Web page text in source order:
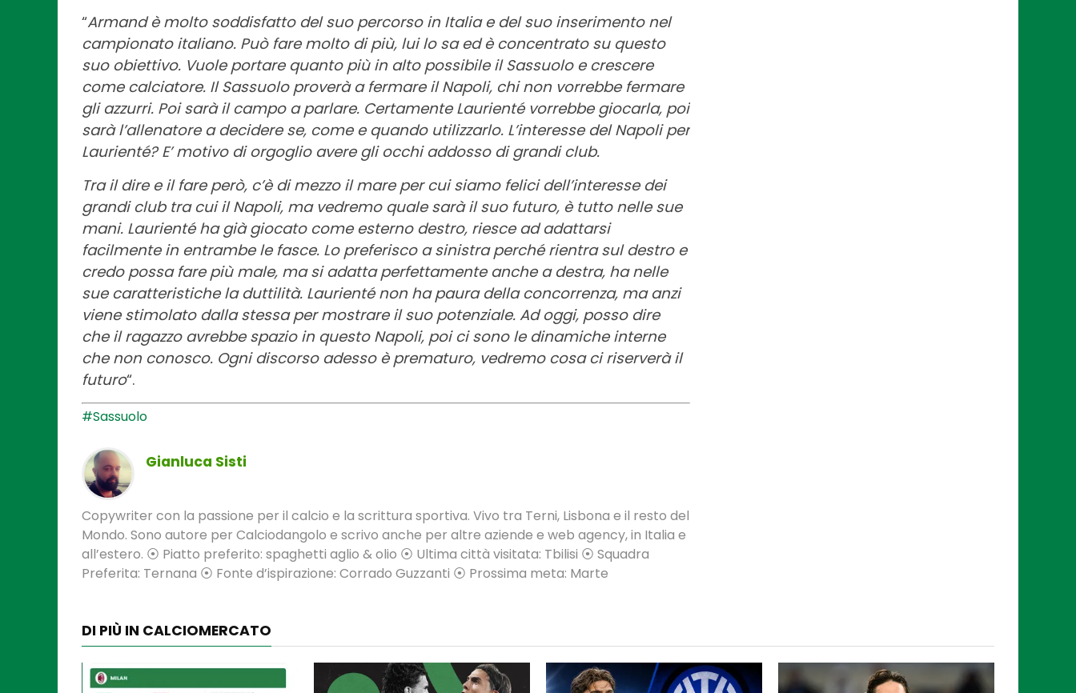
“Armand è molto soddisfatto del suo percorso in Italia e del suo inserimento nel
campionato italiano. Può fare molto di più, lui lo sa ed è concentrato su questo
suo obiettivo. Vuole portare quanto più in alto possibile il Sassuolo e crescere
come calciatore. Il Sassuolo proverà a fermare il Napoli, chi non vorrebbe fermare
gli azzurri. Poi sarà il campo a parlare. Certamente Laurienté vorrebbe giocarla, poi
sarà l’allenatore a decidere se, come e quando utilizzarlo. L’interesse del Napoli per
Laurienté? E’ motivo di orgoglio avere gli occhi addosso di grandi club.
Tra il dire e il fare però, c’è di mezzo il mare per cui siamo felici dell’interesse dei
grandi club tra cui il Napoli, ma vedremo quale sarà il suo futuro, è tutto nelle sue
mani. Laurienté ha già giocato come esterno destro, riesce ad adattarsi
facilmente in entrambe le fasce. Lo preferisco a sinistra perché rientra sul destro e
credo possa fare più male, ma si adatta perfettamente anche a destra, ha nelle
sue caratteristiche la duttilità. Laurienté non ha paura della concorrenza, ma anzi
viene stimolato dalla stessa per mostrare il suo potenziale. Ad oggi, posso dire
che il ragazzo avrebbe spazio in questo Napoli, poi ci sono le dinamiche interne
che non conosco. Ogni discorso adesso è prematuro, vedremo cosa ci riserverà il
futuro“.
#Sassuolo
Gianluca Sisti
Copywriter con la passione per il calcio e la scrittura sportiva. Vivo tra Terni, Lisbona e il resto del
Mondo. Sono autore per Calciodangolo e scrivo anche per altre aziende e web agency, in Italia e
all’estero. ⦿ Piatto preferito: spaghetti aglio & olio ⦿ Ultima città visitata: Tbilisi ⦿ Squadra
Preferita: Ternana ⦿ Fonte d’ispirazione: Corrado Guzzanti ⦿ Prossima meta: Marte
DI PIÙ IN CALCIOMERCATO